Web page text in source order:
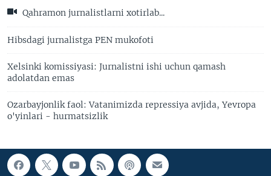
Qahramon jurnalistlarni xotirlab...
Hibsdagi jurnalistga PEN mukofoti
Xelsinki komissiyasi: Jurnalistni ishi uchun qamash
adolatdan emas
Ozarbayjonlik faol: Vatanimizda repressiya avjida, Yevropa
o'yinlari - hurmatsizlik